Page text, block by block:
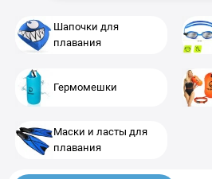
Шапочки для
плавания
Гермомешки
Маски и ласты для
плавания